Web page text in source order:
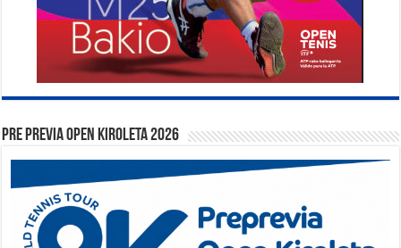
PRE PREVIA OPEN KIROLETA 2026